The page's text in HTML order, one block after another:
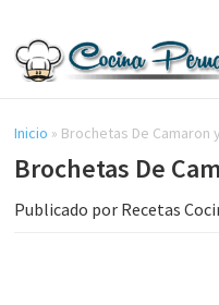
contenido
lateral
principal
Cocina
Peruana,
Recetas
de
Comida
Inicio » Brochetas De Camaron
Brochetas De
Publicado por Recetas